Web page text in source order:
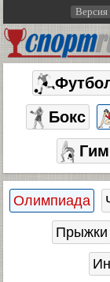
Бокс
Олимпиада
Прыжки